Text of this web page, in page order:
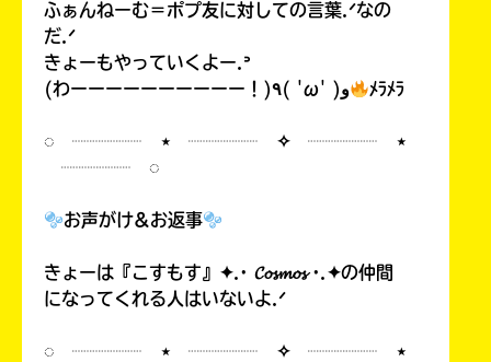
ふぁんねーむ＝ポプ友に対しての言葉.ᐟなの
だ.ᐟ
きょーもやっていくよー.ᐣ
(わーーーーーーーーーー！)٩( 'ω' )و
ﾒﾗﾒﾗ
◌ ┈┈┈┈ ⋆ ┈┈┈┈ ✧ ┈┈┈┈ ⋆
┈┈┈┈ ◌
お声がけ&お返事
きょーは『こすもす』✦.· 𝓒𝓸𝓼𝓶𝓸𝓼 ·.✦の仲間
になってくれる人はいないよ.ᐟ
◌ ┈┈┈┈ ⋆ ┈┈┈┈ ✧ ┈┈┈┈ ⋆